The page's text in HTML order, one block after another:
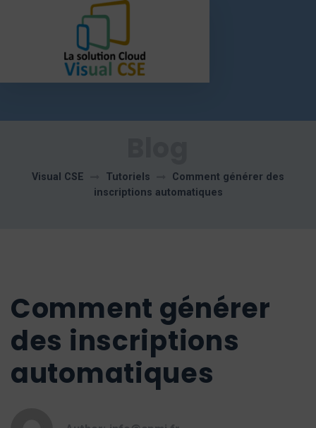
Visual CSE Tutoriels
Comment générer des
inscriptions automatiques
Comment générer
des inscriptions
automatiques